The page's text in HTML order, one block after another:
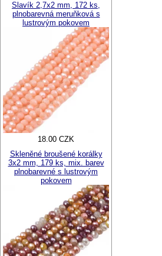
Slavík 2,7x2 mm, 172 ks,
plnobarevná meruňková s
lustrovým pokovem
18.00 CZK
Skleněné broušené korálky
3x2 mm, 179 ks, mix. barev
plnobarevné s lustrovým
pokovem